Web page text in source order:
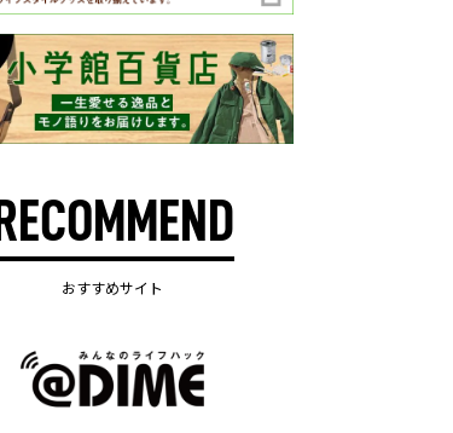
RECOMMEND
おすすめサイト